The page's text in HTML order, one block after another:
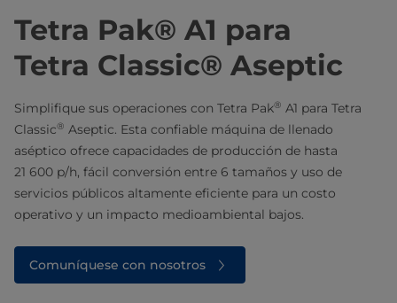
Tetra Pak® A1 para
Tetra Classic® Aseptic
Simplifique sus operaciones con Tetra Pak® A1 para Tetra
Classic® Aseptic. Esta confiable máquina de llenado
aséptico ofrece capacidades de producción de hasta
21 600 p/h, fácil conversión entre 6 tamaños y uso de
servicios públicos altamente eficiente para un costo
operativo y un impacto medioambiental bajos.
Comuníquese con nosotros